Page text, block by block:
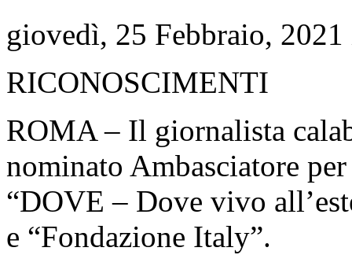
giovedì, 25 Febbraio,
RICONOSCIMENTI
ROMA – Il giornalista
nominato Ambasciatore
“DOVE – Dove vivo
e “Fondazione Italy”.